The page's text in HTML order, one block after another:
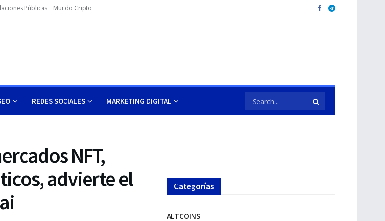
Pùblicas Mundo Cripto
REDES SOCIALES MARKETING DIGITAL
NFT,
advierte el
Categorías
ALTCOINS